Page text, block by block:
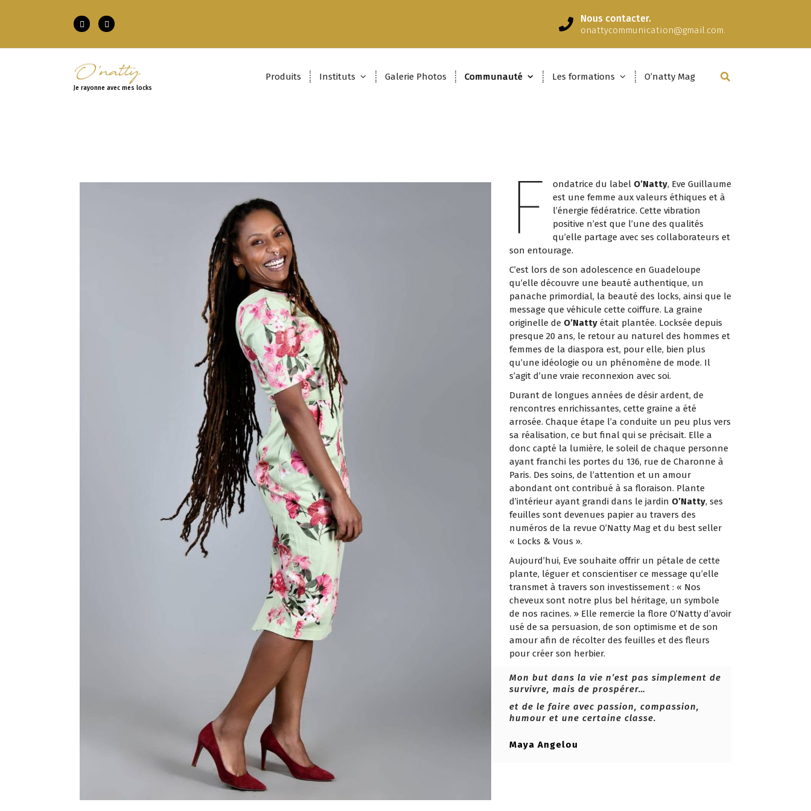
Nous contacter.
onattycommunication@gmail.com.
Je rayonne avec mes locks
Produits Instituts Galerie Photos Communauté Les formations O’natty Mag
F ondatrice du label O’Natty, Eve Guillaume
est une femme aux valeurs éthiques et à
l’énergie fédératrice. Cette vibration
positive n’est que l’une des qualités
qu’elle partage avec ses collaborateurs et
son entourage.
C’est lors de son adolescence en Guadeloupe
qu’elle découvre une beauté authentique, un
panache primordial, la beauté des locks, ainsi que le
message que véhicule cette coiffure. La graine
originelle de O’Natty était plantée. Locksée depuis
presque 20 ans, le retour au naturel des hommes et
femmes de la diaspora est, pour elle, bien plus
qu’une idéologie ou un phénomène de mode. Il
s’agit d’une vraie reconnexion avec soi.
Durant de longues années de désir ardent, de
rencontres enrichissantes, cette graine a été
arrosée. Chaque étape l’a conduite un peu plus vers
sa réalisation, ce but final qui se précisait. Elle a
donc capté la lumière, le soleil de chaque personne
ayant franchi les portes du 136, rue de Charonne à
Paris. Des soins, de l’attention et un amour
abondant ont contribué à sa floraison. Plante
d’intérieur ayant grandi dans le jardin O’Natty, ses
feuilles sont devenues papier au travers des
numéros de la revue O’Natty Mag et du best seller
« Locks & Vous ».
Aujourd’hui, Eve souhaite offrir un pétale de cette
plante, léguer et conscientiser ce message qu’elle
transmet à travers son investissement : « Nos
cheveux sont notre plus bel héritage, un symbole
de nos racines. » Elle remercie la flore O’Natty d’avoir
usé de sa persuasion, de son optimisme et de son
amour afin de récolter des feuilles et des fleurs
pour créer son herbier.
Mon but dans la vie n’est pas simplement de
survivre, mais de prospérer…
et de le faire avec passion, compassion,
humour et une certaine classe.
Maya Angelou